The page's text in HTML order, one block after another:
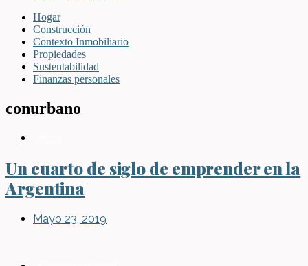
Hogar
Construcción
Contexto Inmobiliario
Propiedades
Sustentabilidad
Finanzas personales
conurbano
Un cuarto de siglo de emprender en la
Argentina
Mayo 23, 2019